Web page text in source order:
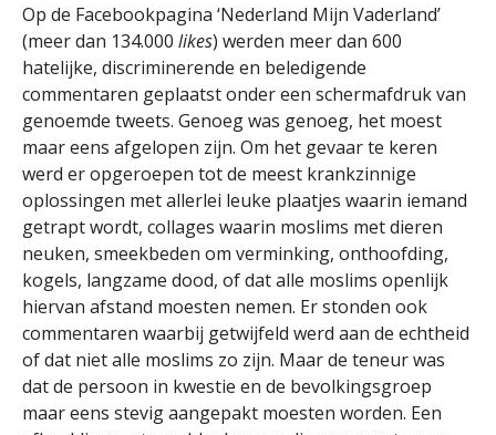
Op de Facebookpagina ‘Nederland Mijn Vaderland’
(meer dan 134.000 likes) werden meer dan 600
hatelijke, discriminerende en beledigende
commentaren geplaatst onder een schermafdruk van
genoemde tweets. Genoeg was genoeg, het moest
maar eens afgelopen zijn. Om het gevaar te keren
werd er opgeroepen tot de meest krankzinnige
oplossingen met allerlei leuke plaatjes waarin iemand
getrapt wordt, collages waarin moslims met dieren
neuken, smeekbeden om verminking, onthoofding,
kogels, langzame dood, of dat alle moslims openlijk
hiervan afstand moesten nemen. Er stonden ook
commentaren waarbij getwijfeld werd aan de echtheid
of dat niet alle moslims zo zijn. Maar de teneur was
dat de persoon in kwestie en de bevolkingsgroep
maar eens stevig aangepakt moesten worden. Een